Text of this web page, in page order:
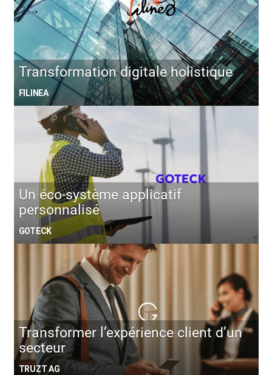
Transformation digitale holistique
FILINEA
Un éco-système applicatif
personnalisé
GOTECK
Transformer l’expérience client d’un
secteur
TRUZT AG